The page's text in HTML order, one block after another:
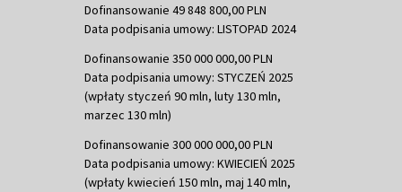
Dofinansowanie 49 848 800,00 PLN
Data podpisania umowy: LISTOPAD 2024
Dofinansowanie 350 000 000,00 PLN
Data podpisania umowy: STYCZEŃ 2025
(wpłaty styczeń 90 mln, luty 130 mln,
marzec 130 mln)
Dofinansowanie 300 000 000,00 PLN
Data podpisania umowy: KWIECIEŃ 2025
(wpłaty kwiecień 150 mln, maj 140 mln,